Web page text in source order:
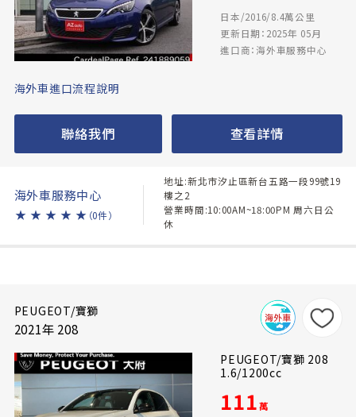
日本/2016/8.4萬公里
更新日期：2025年 05月
進口商：海外車服務中心
海外車進口流程說明
聯絡我們 查看詳情
海外車服務中心
★ ★ ★ ★ ★ （0件）
地址:新北市汐止區新台五路一段99號19
樓之2
營業時間:10:00AM~18:00PM 周六日公
休
PEUGEOT/寶獅
2021年 208
PEUGEOT/寶獅 208
1.6/1200cc
111萬